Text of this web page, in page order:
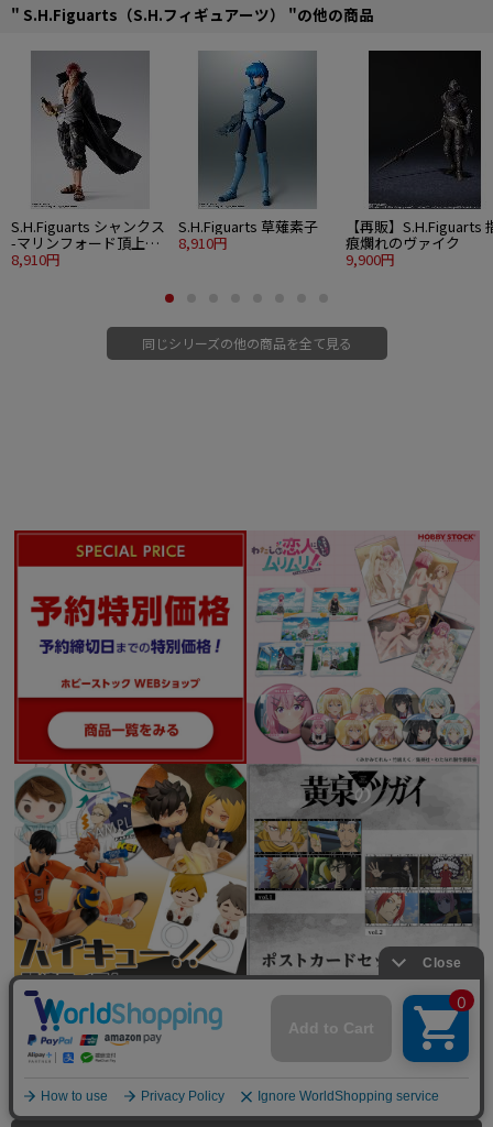
" S.H.Figuarts（S.H.フィギュアーツ） "の他の商品
S.H.Figuarts シャンクス
-マリンフォード頂上決
戦-
8,910円
S.H.Figuarts 草薙素子
8,910円
【再販】S.H.Figuarts
痕爛れのヴァイク
9,900円
同じシリーズの他の商品を全て見る